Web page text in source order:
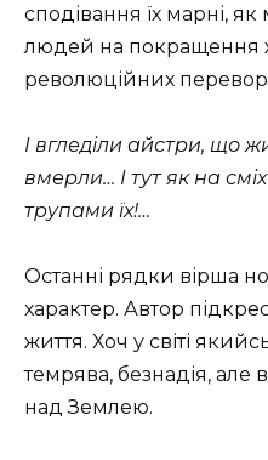
сподівання їх марні,
людей на покращення
революційних
І вгледіли айстри, що
вмерли… І тут як на
трупами їх!…
Останні рядки вірша
характер. Автор
життя. Хоч у світі
темрява, безнадія, але
над Землею.